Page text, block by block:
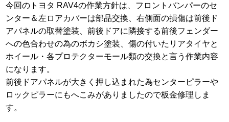
今回のトヨタ RAV4の作業方針は、フロントバンパーのセ
ンター＆左ロアカバーは部品交換、右側面の損傷は前後ド
アパネルの取替塗装、前後ドアに隣接する前後フェンダー
への色合わせの為のボカシ塗装、傷の付いたリアタイヤと
ホイール・各プロテクターモール類の交換と言う作業内容
になります。
前後ドアパネルが大きく押し込まれた為センターピラーや
ロックピラーにもへこみがありましたので板金修理しま
す。